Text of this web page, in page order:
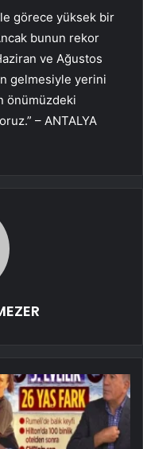
görece yüksek bir
bunun rekor
ve Ağustos
gelmesiyle yerini
önümüzdeki
– ANTALYA